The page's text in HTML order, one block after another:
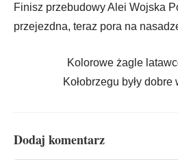
Finisz przebudowy Alei Wojska
przejezdna, teraz pora na
Kolorowe żagle
Kołobrzegu były
Dodaj komentarz